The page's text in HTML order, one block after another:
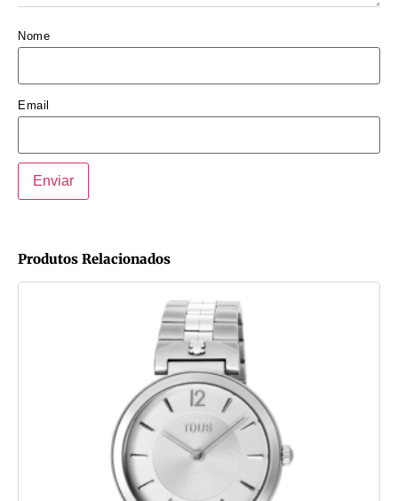
Produtos Relacionados
Nome
Email